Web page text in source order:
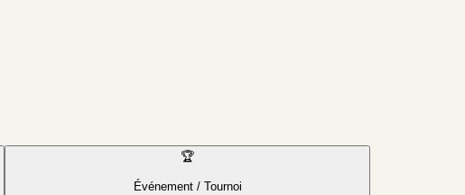
🏆
Événement / Tournoi